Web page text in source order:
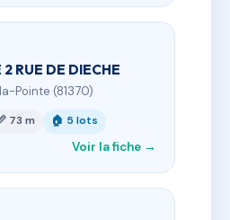
RUE DE DIECHE
Pointe (81370)
73 m 🏠 5 lots
Voir la fiche →